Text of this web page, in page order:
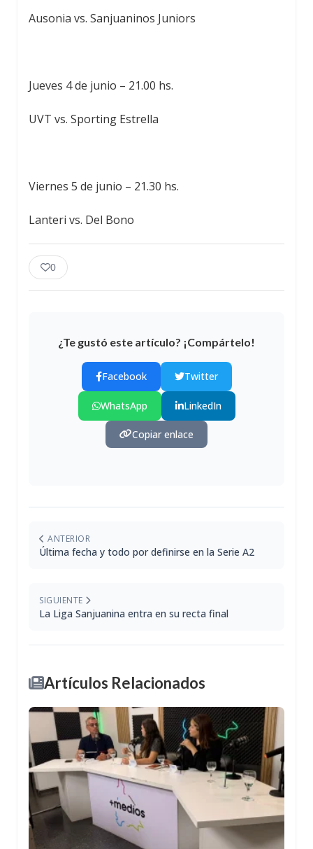
Ausonia vs. Sanjuaninos Juniors
Jueves 4 de junio – 21.00 hs.
UVT vs. Sporting Estrella
Viernes 5 de junio – 21.30 hs.
Lanteri vs. Del Bono
0
¿Te gustó este artículo? ¡Compártelo!
Facebook Twitter
WhatsApp LinkedIn
Copiar enlace
ANTERIOR
Última fecha y todo por definirse en la Serie A2
SIGUIENTE
La Liga Sanjuanina entra en su recta final
Artículos Relacionados